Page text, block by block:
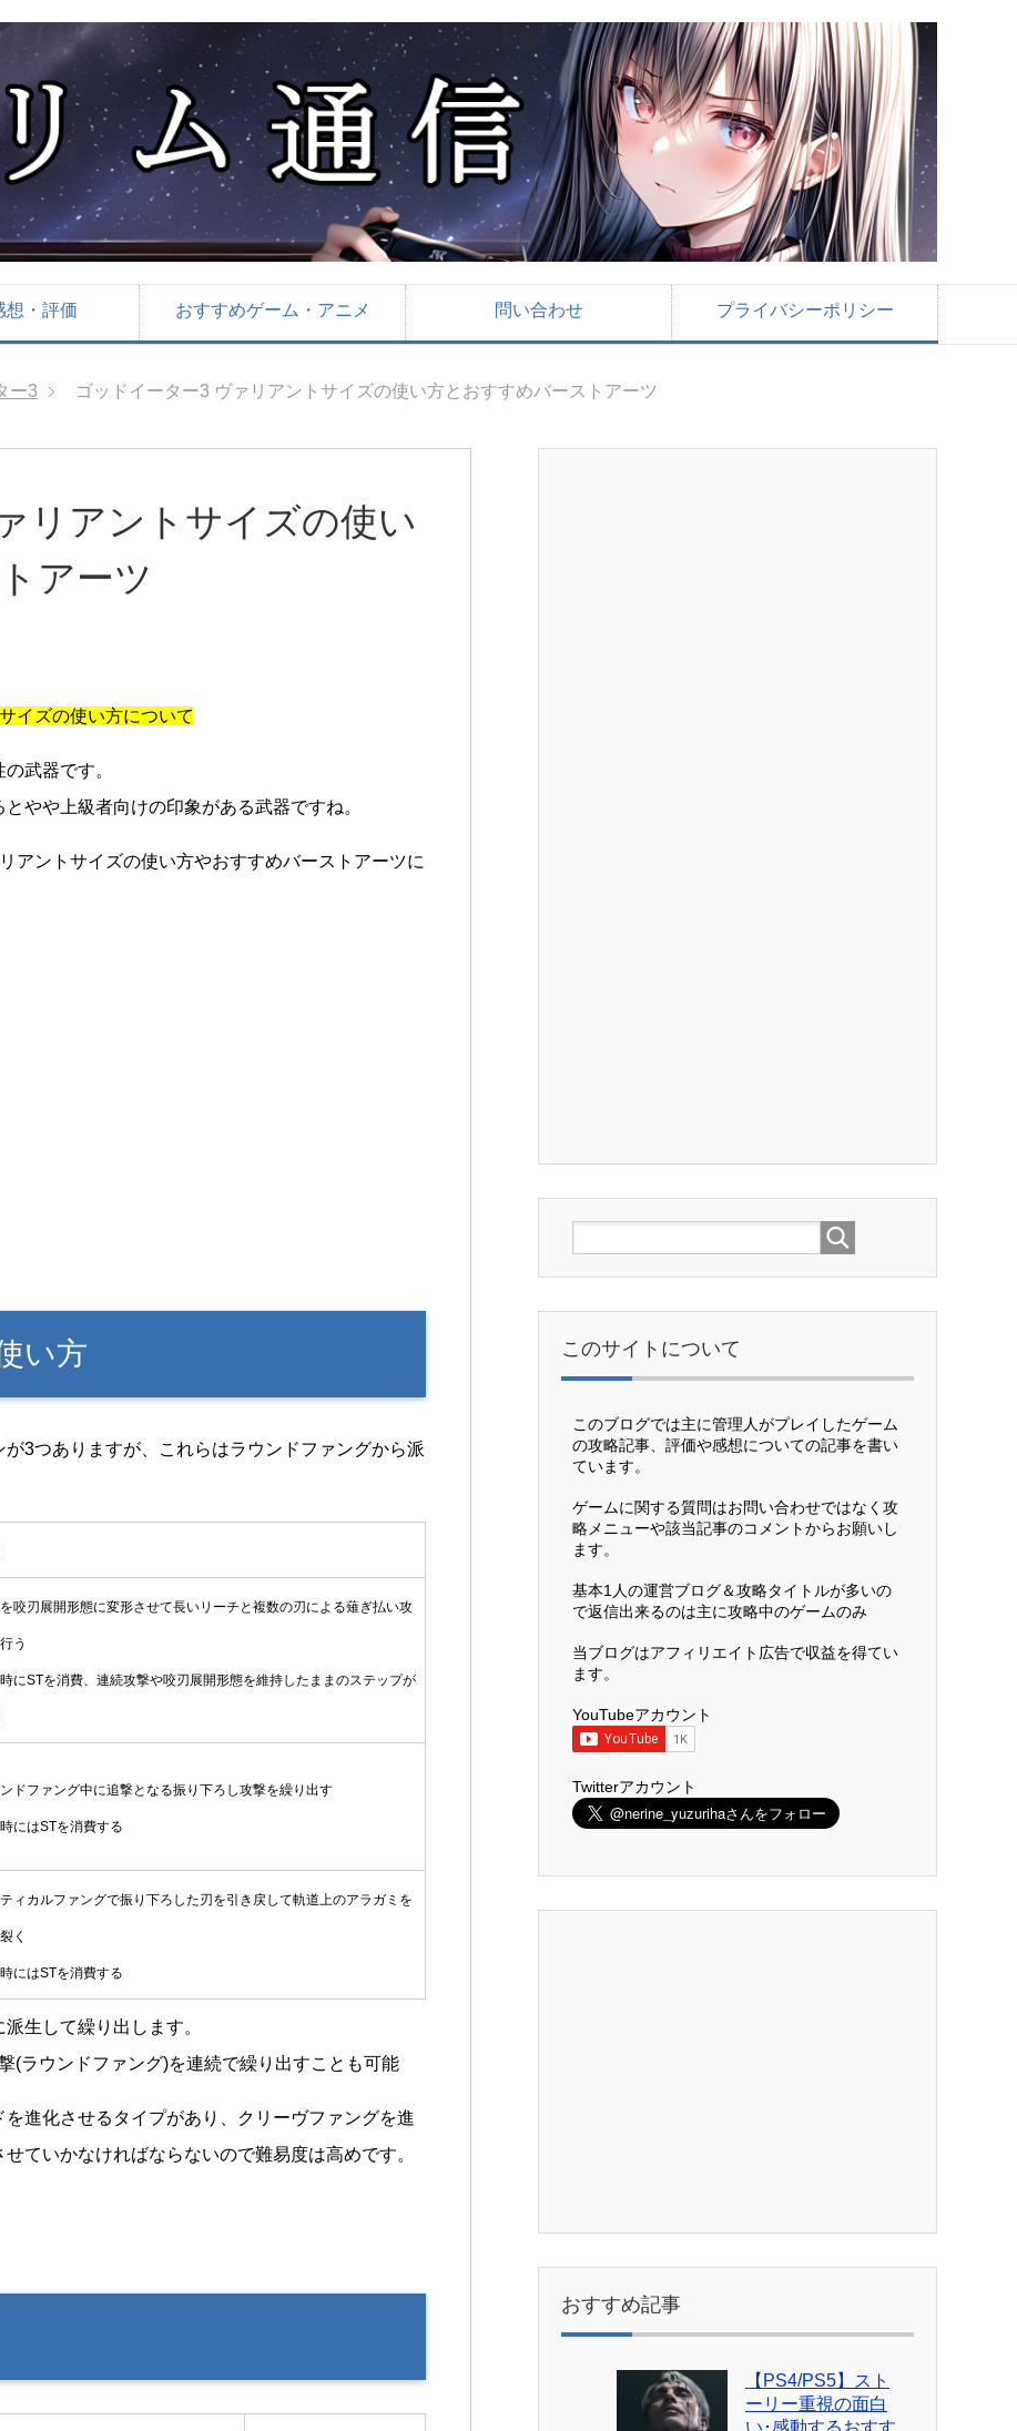
想・評価 おすすめゲーム・アニメ 問い合わせ プライバシーポリシー
ー3 ゴッドイーター3 ヴァリアントサイズの使い方とおすすめバーストアーツ
リアントサイズの使い
アーツ
イズの使い方について
武器です。
やや上級者向けの印象がある武器ですね。
アントサイズの使い方やおすすめバーストアーツに
い方
3つありますが、これらはラウンドファングから派
咬刃展開形態に変形させて長いリーチと複数の刃による薙ぎ払い攻
う
にSTを消費、連続攻撃や咬刃展開形態を維持したままのステップが
ドファング中に追撃となる振り下ろし攻撃を繰り出す
にはSTを消費する
ィカルファングで振り下ろした刃を引き戻して軌道上のアラガミを
く
にはSTを消費する
生して繰り出します。
(ラウンドファング)を連続で繰り出すことも可能
進化させるタイプがあり、クリーヴファングを進
ていかなければならないので難易度は高めです。
このサイトについて
このブログでは主に管理人がプレイしたゲーム
の攻略記事、評価や感想についての記事を書い
ています。
ゲームに関する質問はお問い合わせではなく攻
略メニューや該当記事のコメントからお願いし
ます。
基本1人の運営ブログ＆攻略タイトルが多いの
で返信出来るのは主に攻略中のゲームのみ
当ブログはアフィリエイト広告で収益を得てい
ます。
YouTubeアカウント
Twitterアカウント
おすすめ記事
【PS4/PS5】スト
ーリー重視の面白
い･感動するおすす